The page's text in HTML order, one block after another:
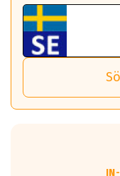
Det ska vara en
till G för
Ett klass A däck
bränsleförbrukning
Det betyder att om
så sparar man 50
vilken körstil du
Våtgrepp